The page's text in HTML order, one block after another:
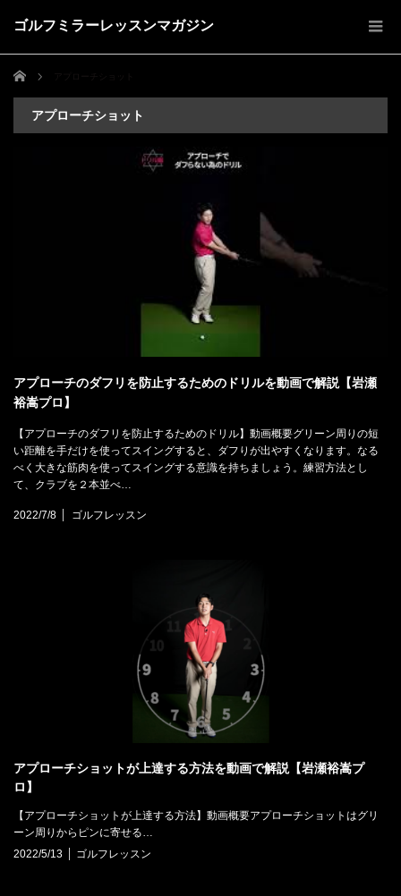
ゴルフミラーレッスンマガジン
ホーム
アプローチショット
アプローチのダフリを防止するためのドリルを動画で解説【岩瀬
裕嵩プロ】
【アプローチのダフリを防止するためのドリル】動画概要グリーン周りの短
い距離を手だけを使ってスイングすると、ダフりが出やすくなります。なる
べく大きな筋肉を使ってスイングする意識を持ちましょう。練習方法とし
て、クラブを２本並べ…
2022/7/8 ゴルフレッスン
アプローチショットが上達する方法を動画で解説【岩瀬裕嵩プ
ロ】
【アプローチショットが上達する方法】動画概要アプローチショットはグリ
ーン周りからピンに寄せる…
2022/5/13
ゴルフレッスン